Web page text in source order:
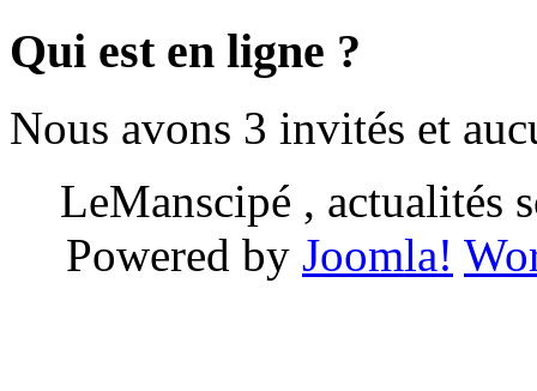
Qui est en ligne ?
Nous avons 3 invités et
LeManscipé , actualités
Powered by Joomla!